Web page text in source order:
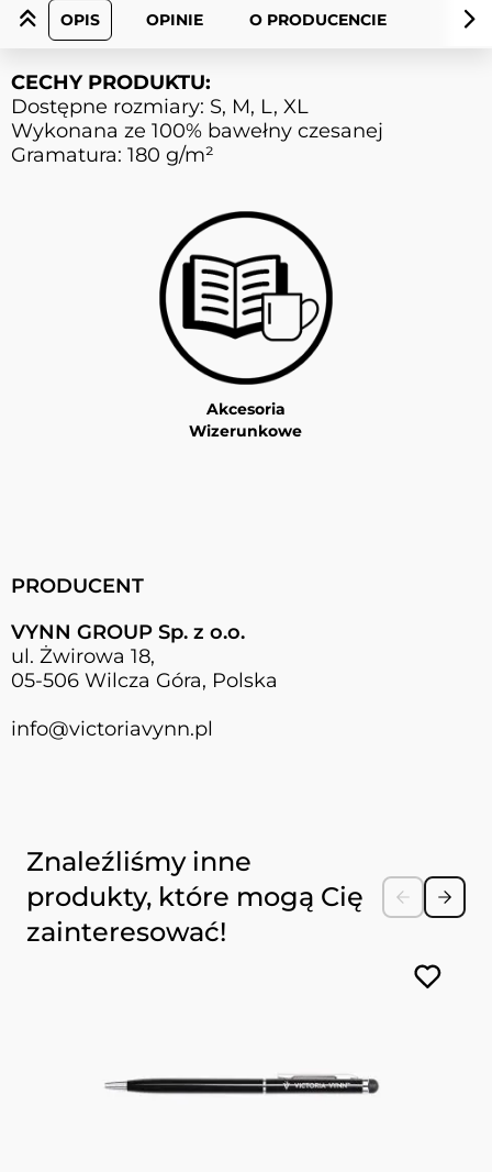
OPIS OPINIE O PRODUCENCIE
CECHY PRODUKTU:
Dostępne rozmiary: S, M, L, XL
Wykonana ze 100% bawełny czesanej
Gramatura: 180 g/m²
Akcesoria
Wizerunkowe
PRODUCENT
VYNN GROUP Sp. z o.o.
ul. Żwirowa 18,
05-506 Wilcza Góra, Polska
info@victoriavynn.pl
Naciśnij, aby pominąć karuzelę
Znaleźliśmy inne
produkty, które mogą Cię
zainteresować!